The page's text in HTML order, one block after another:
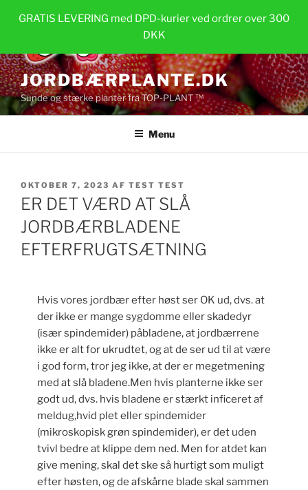
GRATIS LEVERING med DPD-kurier ved ordrer over 300
DKK
JORDBÆRPLANTE.DK
Sunde og stærke planter fra TOP-PLANT ™
Menu
UDGIVET
DEN
OKTOBER 7, 2023 AF TEST TEST
ER DET VÆRD AT SLÅ
JORDBÆRBLADENE
EFTERFRUGTSÆTNING
Hvis vores jordbær efter høst ser OK ud, dvs. at
der ikke er mange sygdomme eller skadedyr
(især spindemider) påbladene, at jordbærrene
ikke er alt for ukrudtet, og at de ser ud til at være
i god form, tror jeg ikke, at der er megetmening
med at slå bladene.Men hvis planterne ikke ser
godt ud, dvs. hvis bladene er stærkt inficeret af
meldug,hvid plet eller spindemider
(mikroskopisk grøn spindemider), er det uden
tvivl bedre at klippe dem ned. Men for atdet kan
give mening, skal det ske så hurtigt som muligt
efter høsten, og de afskårne blade skal sammen